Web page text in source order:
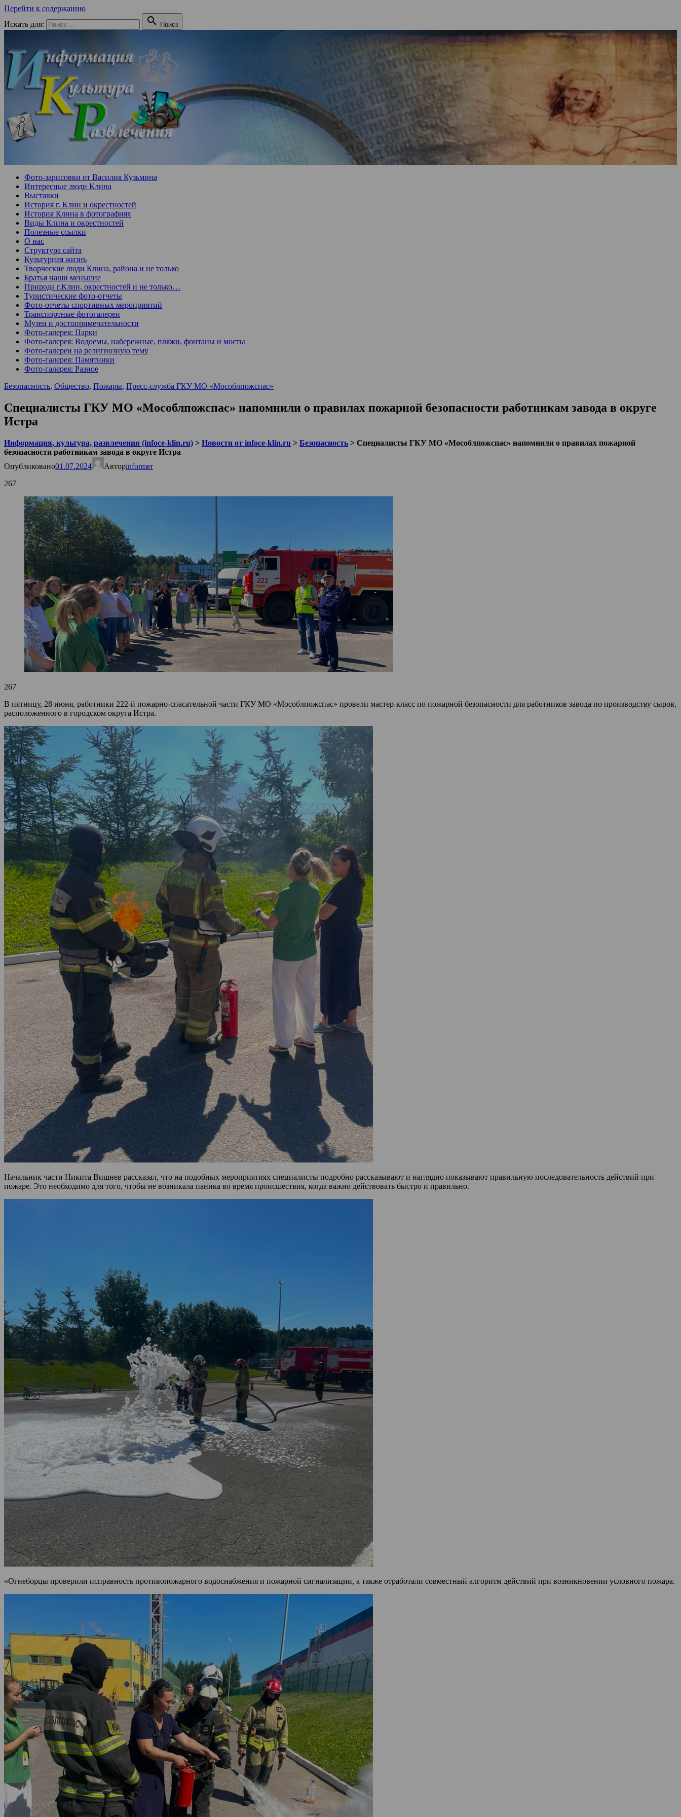
Перейти к содержанию
Искать для:
 Поиск
Фото-зарисовки от Василия Кузьмина
Интересные люди Клина
Выставки
История г. Клин и окрестностей
История Клина в фотографиях
Виды Клина и окрестностей
Полезные ссылки
О нас
Структура сайта
Культурная жизнь
Творческие люди Клина, района и не только
Братья наши меньшие
Природа г.Клин, окрестностей и не только…
Туристические фото-отчеты
Фото-отчеты спортивных мероприятий
Транспортные фотогалереи
Музеи и достопримечательности
Фото-галерея: Парки
Фото-галерея: Водоемы, набережные, пляжи, фонтаны и мосты
Фото-галереи на религиозную тему
Фото-галерея: Памятники
Фото-галерея: Разное
Безопасность, Общество, Пожары, Пресс-служба ГКУ МО «Мособлпожспас»
Специалисты ГКУ МО «Мособлпожспас» напомнили о правилах пожарной безопасности работникам завода в округе
Истра
Информация, культура, развлечения (infoce-klin.ru) > Новости от infoce-klin.ru > Безопасность > Специалисты ГКУ МО «Мособлпожспас» напомнили о правилах пожарной
безопасности работникам завода в округе Истра
Опубликовано01.07.2024 Авторinformer
267
267
В пятницу, 28 июня, работники 222-й пожарно-спасательной части ГКУ МО «Мособлпожспас» провели мастер-класс по пожарной безопасности для работников завода по производству сыров,
расположенного в городском округа Истра.
Начальник части Никита Вишнев рассказал, что на подобных мероприятиях специалисты подробно рассказывают и наглядно показывают правильную последовательность действий при
пожаре. Это необходимо для того, чтобы не возникала паника во время происшествия, когда важно действовать быстро и правильно.
«Огнеборцы проверили исправность противопожарного водоснабжения и пожарной сигнализации, а также отработали совместный алгоритм действий при возникновении условного пожара.